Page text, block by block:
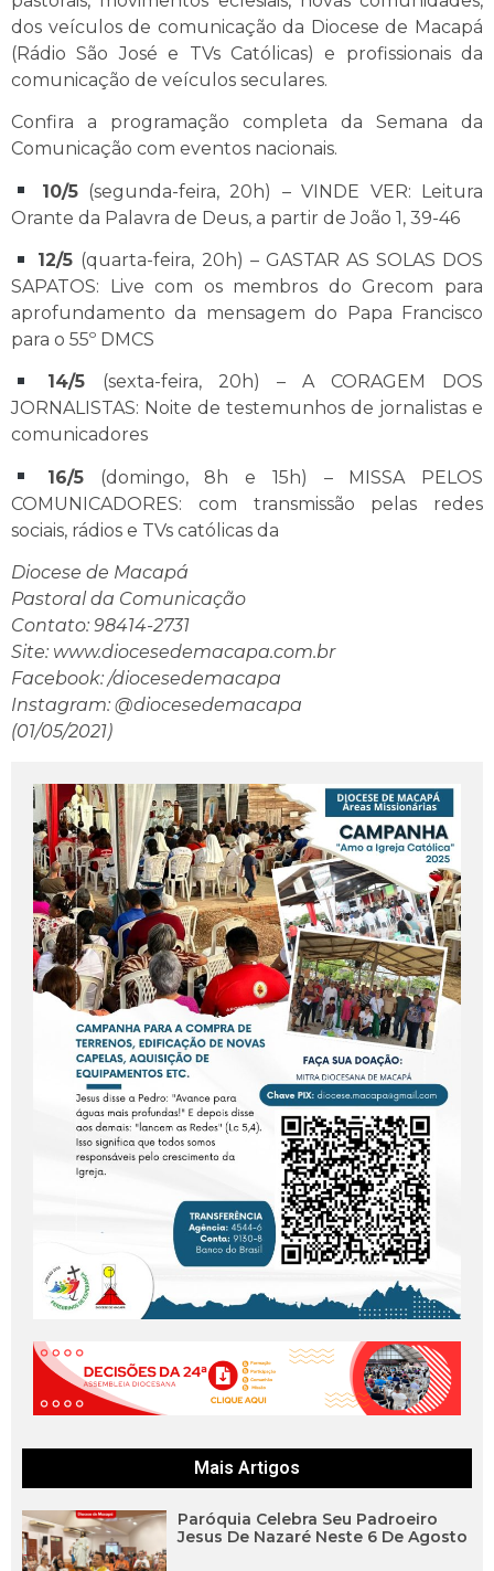
dos veículos de comunicação da Diocese de Macapá
(Rádio São José e TVs Católicas) e profissionais da
comunicação de veículos seculares.
Confira a programação completa da Semana da
Comunicação com eventos nacionais.
10/5(segunda-feira, 20h) – VINDE VER: Leitura
Orante da Palavra de Deus, a partir de João 1, 39-46
12/5 (quarta-feira, 20h) – GASTAR AS SOLAS DOS
SAPATOS: Live com os membros do Grecom para
aprofundamento da mensagem do Papa Francisco
para o 55º DMCS
14/5 (sexta-feira, 20h) – A CORAGEM DOS
JORNALISTAS: Noite de testemunhos de jornalistas e
comunicadores
16/5(domingo, 8h e 15h) – MISSA PELOS
COMUNICADORES: com transmissão pelas redes
sociais, rádios e TVs católicas da
Diocese de Macapá
Pastoral da Comunicação
Contato: 98414-2731
Site: www.diocesedemacapa.com.br
Facebook: /diocesedemacapa
Instagram: @diocesedemacapa
(01/05/2021)
Mais Artigos
Paróquia Celebra Seu Padroeiro
Jesus De Nazaré Neste 6 De Agosto